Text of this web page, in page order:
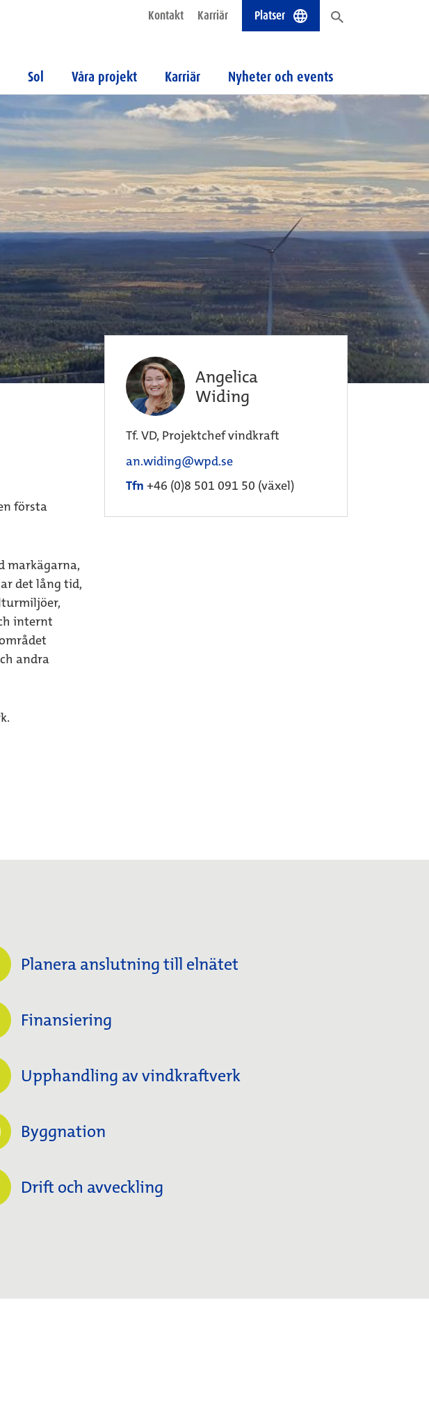
Kontakt Karriär Platser
Sol Våra projekt Karriär Nyheter och events
första
markägarna,
det lång tid,
internt
andra
Angelica
Widing
Tf. VD, Projektchef vindkraft
an.widing@wpd.se
Tfn +46 (0)8 501 091 50 (växel)
Planera anslutning till elnätet
Finansiering
Upphandling av vindkraftverk
Byggnation
Drift och avveckling